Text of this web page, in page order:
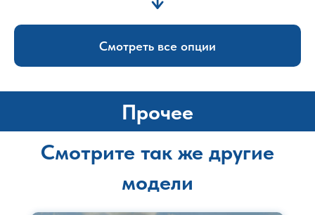
Смотреть все опции
Прочее
Смотрите так же другие
модели